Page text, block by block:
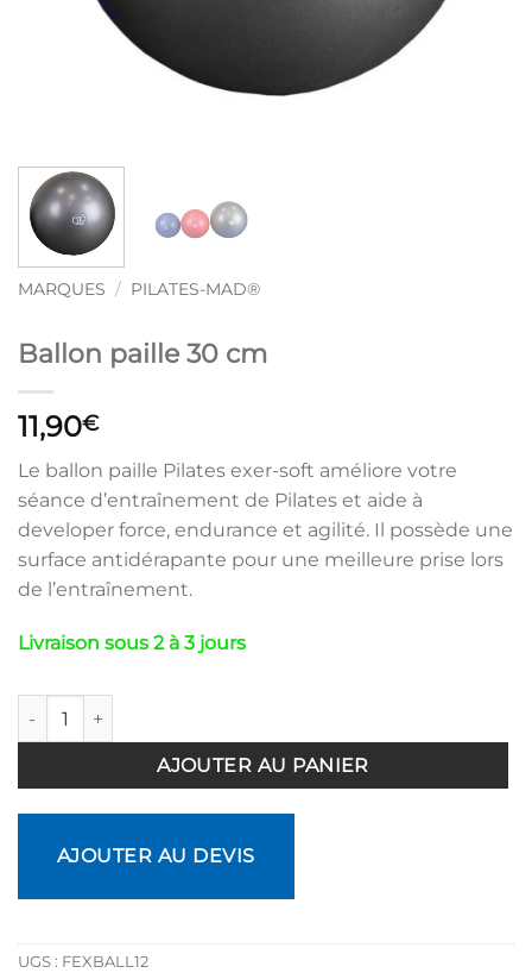
MARQUES / PILATES-MAD®
Ballon paille 30 cm
11,90€
Le ballon paille Pilates exer-soft améliore votre
séance d’entraînement de Pilates et aide à
developer force, endurance et agilité. Il possède une
surface antidérapante pour une meilleure prise lors
de l’entraînement.
Livraison sous 2 à 3 jours
quantité de Ballon paille 30 cm
AJOUTER AU PANIER
AJOUTER AU DEVIS
UGS : FEXBALL12